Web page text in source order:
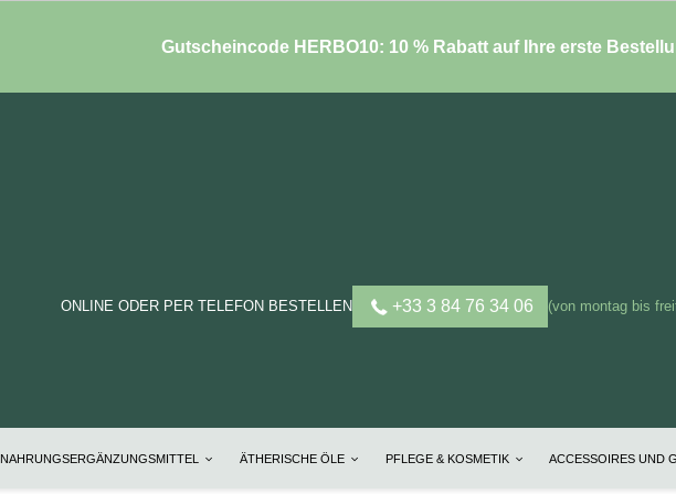
Gutscheincode HERBO10: 10 % Rabatt auf Ihre erste
ONLINE ODER PER TELEFON BESTELLEN +33 3 84 76 34 06 (von montag bis
NAHRUNGSERGÄNZUNGSMITTEL ÄTHERISCHE ÖLE PFLEGE & KOSMETIK ACCESSOIRES UND